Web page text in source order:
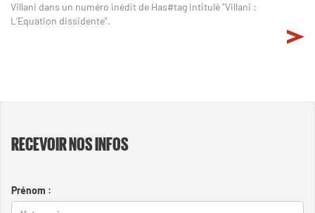
Villani dans un numéro inédit de Has#tag intitulé "Villani :
L’Equation dissidente".
RECEVOIR NOS INFOS
Prénom :